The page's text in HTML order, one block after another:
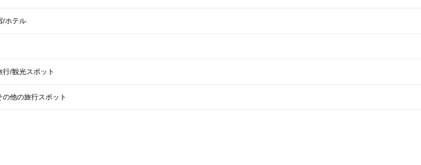
/ホテル
/観光スポット
他の旅行スポット